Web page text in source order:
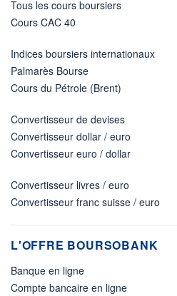
Tous les cours boursiers
Cours CAC 40
Indices boursiers internationaux
Palmarès Bourse
Cours du Pétrole (Brent)
Convertisseur de devises
Convertisseur dollar / euro
Convertisseur euro / dollar
Convertisseur livres / euro
Convertisseur franc suisse / euro
L'OFFRE BOURSOBANK
Banque en ligne
Compte bancaire en ligne